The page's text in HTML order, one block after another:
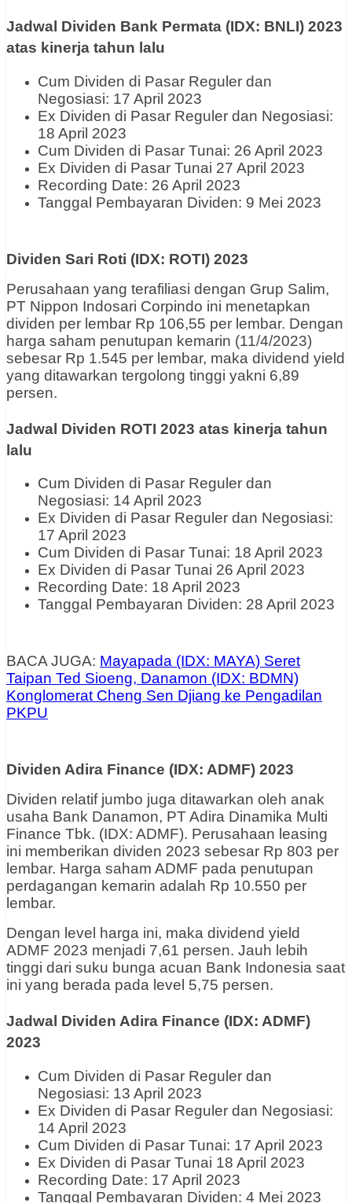
Jadwal Dividen Bank Permata (IDX: BNLI) 2023
atas kinerja tahun lalu
Cum Dividen di Pasar Reguler dan
Negosiasi: 17 April 2023
Ex Dividen di Pasar Reguler dan Negosiasi:
18 April 2023
Cum Dividen di Pasar Tunai: 26 April 2023
Ex Dividen di Pasar Tunai 27 April 2023
Recording Date: 26 April 2023
Tanggal Pembayaran Dividen: 9 Mei 2023
Dividen Sari Roti (IDX: ROTI) 2023
Perusahaan yang terafiliasi dengan Grup Salim,
PT Nippon Indosari Corpindo ini menetapkan
dividen per lembar Rp 106,55 per lembar. Dengan
harga saham penutupan kemarin (11/4/2023)
sebesar Rp 1.545 per lembar, maka dividend yield
yang ditawarkan tergolong tinggi yakni 6,89
persen.
Jadwal Dividen ROTI 2023 atas kinerja tahun
lalu
Cum Dividen di Pasar Reguler dan
Negosiasi: 14 April 2023
Ex Dividen di Pasar Reguler dan Negosiasi:
17 April 2023
Cum Dividen di Pasar Tunai: 18 April 2023
Ex Dividen di Pasar Tunai 26 April 2023
Recording Date: 18 April 2023
Tanggal Pembayaran Dividen: 28 April 2023
BACA JUGA: Mayapada (IDX: MAYA) Seret
Taipan Ted Sioeng, Danamon (IDX: BDMN)
Konglomerat Cheng Sen Djiang ke Pengadilan
PKPU
Dividen Adira Finance (IDX: ADMF) 2023
Dividen relatif jumbo juga ditawarkan oleh anak
usaha Bank Danamon, PT Adira Dinamika Multi
Finance Tbk. (IDX: ADMF). Perusahaan leasing
ini memberikan dividen 2023 sebesar Rp 803 per
lembar. Harga saham ADMF pada penutupan
perdagangan kemarin adalah Rp 10.550 per
lembar.
Dengan level harga ini, maka dividend yield
ADMF 2023 menjadi 7,61 persen. Jauh lebih
tinggi dari suku bunga acuan Bank Indonesia saat
ini yang berada pada level 5,75 persen.
Jadwal Dividen Adira Finance (IDX: ADMF)
2023
Cum Dividen di Pasar Reguler dan
Negosiasi: 13 April 2023
Ex Dividen di Pasar Reguler dan Negosiasi:
14 April 2023
Cum Dividen di Pasar Tunai: 17 April 2023
Ex Dividen di Pasar Tunai 18 April 2023
Recording Date: 17 April 2023
Tanggal Pembayaran Dividen: 4 Mei 2023